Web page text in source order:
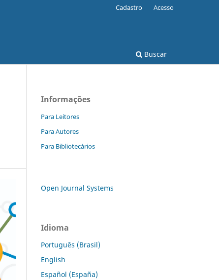
Buscar
Cadastro Acesso
Informações
Para Leitores
Para Autores
Para Bibliotecários
Open Journal Systems
Idioma
Português (Brasil)
English
Español (España)